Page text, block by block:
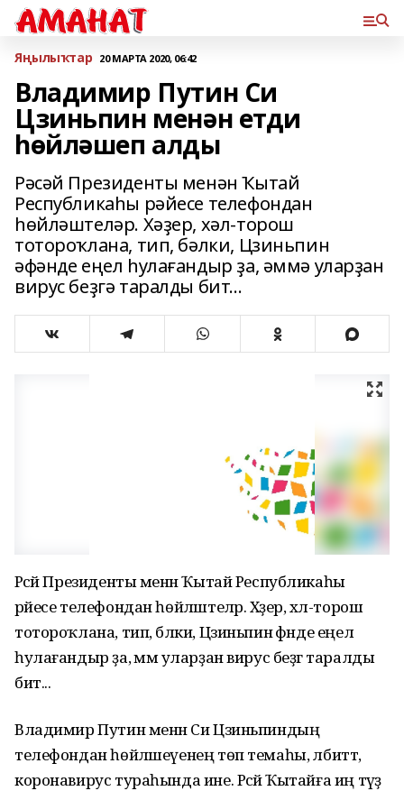
Яңылыҡтар 20 МАРТА 2020, 06:42
Владимир Путин Си
Цзиньпин менән етди
һөйләшеп алды
Рәсәй Президенты менән Ҡытай
Республикаһы рәйесе телефондан
һөйләштеләр. Хәҙер, хәл-торош
тотороҡлана, тип, бәлки, Цзиньпин
әфәнде еңел һулағандыр ҙа, әммә уларҙан
вирус беҙгә таралды бит...
Рәсәй Президенты менән Ҡытай Республикаһы
рәйесе телефондан һөйләштеләр. Хәҙер, хәл-торош
тотороҡлана, тип, бәлки, Цзиньпин әфәнде еңел
һулағандыр ҙа, әммә уларҙан вирус беҙгә таралды
бит...
Владимир Путин менән Си Цзиньпиндың
телефондан һөйләшеүенең төп темаһы, әлбиттә,
коронавирус тураһында ине. Рәсәй Ҡытайға иң тәүҙә